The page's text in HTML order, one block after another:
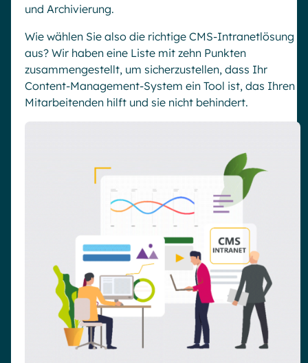
und Archivierung.
Wie wählen Sie also die richtige CMS-Intranetlösung
aus? Wir haben eine Liste mit zehn Punkten
zusammengestellt, um sicherzustellen, dass Ihr
Content-Management-System ein Tool ist, das Ihren
Mitarbeitenden hilft und sie nicht behindert.